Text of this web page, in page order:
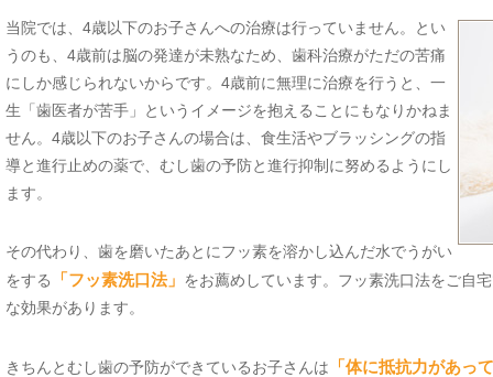
当院では、4歳以下のお子さんへの治療は行っていません。とい
うのも、4歳前は脳の発達が未熟なため、歯科治療がただの苦痛
にしか感じられないからです。4歳前に無理に治療を行うと、一
生「歯医者が苦手」というイメージを抱えることにもなりかねま
せん。4歳以下のお子さんの場合は、食生活やブラッシングの指
導と進行止めの薬で、むし歯の予防と進行抑制に努めるようにし
ます。
その代わり、歯を磨いたあとにフッ素を溶かし込んだ水でうがい
をする
「フッ素洗口法」 をお薦めしています。フッ素洗口法をご自
な効果があります。
きちんとむし歯の予防ができているお子さんは 「体に抵抗力があっ